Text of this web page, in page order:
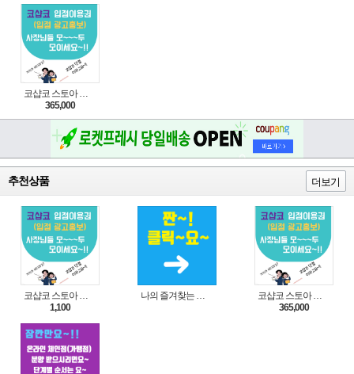
코샵코 스토아 입점 1년 이용권
365,000
추천상품 더보기
코샵코 스토아 입점 1일 이용권
1,100
나의 즐겨찾는 상품 리스트로 편리하게 주문하세요~(쿠팡 다이나믹 배너)
코샵코 스토아 입점 1년 이용권
365,000